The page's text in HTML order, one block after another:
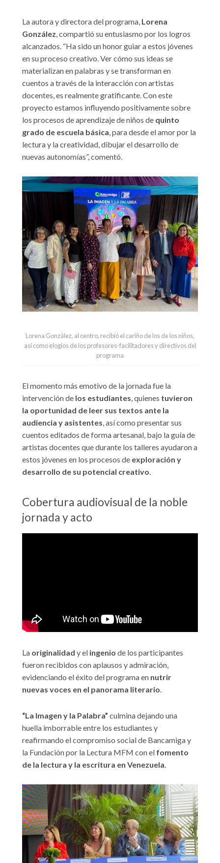
La autora y directora del programa, Lorena
González, compartió su entusiasmo por los logros
alcanzados. “Ha sido un honor guiar a estos jóvenes
en su proceso creativo. Ver cómo sus ideas se
materializan en palabras y se transforman en
cuentos a través de la interacción con artistas
docentes, es realmente gratificante. Con este
proyecto estamos influyendo positivamente sobre
los procesos de aprendizaje de niños de quinto
grado de escuela básica, para desde el amor por la
lectura y la creatividad, dibujar el desarrollo de
nuevas autonomías”, comentó.
Lorena González, al centro, recibió el cariño de los de los niños,
así como elogios de los profesores-facilitadores y directivos del
programa
El momento más emotivo de la jornada fue la
intervención de los estudiantes, quienes tuvieron
la oportunidad de leer sus textos ante la
audiencia y asistentes, así como presentar sus
cuentos editados de forma artesanal, bajo la guía de
artistas docentes que durante los talleres ayudaron a
estos jóvenes en los procesos de exploración y
desarrollo de su potencial creativo.
Cobertura audiovisual de la noble
jornada y acto
La originalidad y el ingenio de los participantes
fueron recibidos con aplausos y admiración,
evidenciando el éxito del programa en nutrir
nuevas voces en el panorama literario
“La Imagen y la Palabra” culmina dejando una
huella imborrable entre los estudiantes y
reafirmando el compromiso social de Bancamiga y
la Fundación por la Lectura MFM con el fomento
de la lectura y la escritura en Venezuela